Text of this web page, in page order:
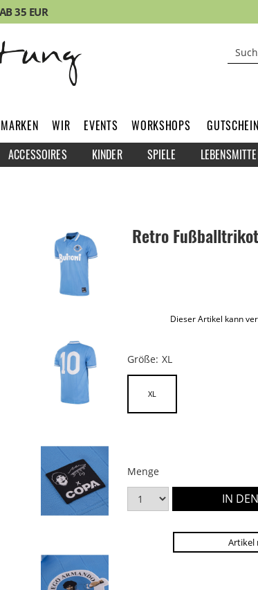
35 EUR
ACCESSOIRES KINDER SPIELE
MARKEN WIR EVENTS WORKSHOPS
Retro
Dieser Artikel kann
Größe: XL
XL
Menge
Artikel